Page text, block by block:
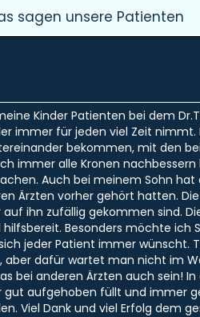
sagen unsere Patienten
Kinder Patienten bei dem
immer für jeden viel Zeit nimmt.
bekommen, mit den
immer alle Kronen
Auch bei meinem Sohn
Ärzten vorher gehört hatten.
auf ihn zufällig gekommen sind.
Besonders möchte ich
jeder Patient immer wünscht.
aber dafür wartet man nicht im
bei anderen Ärzten auch sein!
gut aufgehoben füllt und immer
Viel Dank und viel Erfolg dem